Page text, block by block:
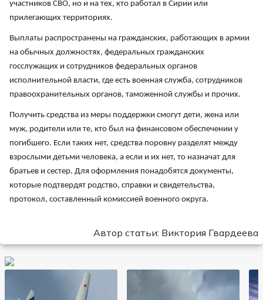
участников СВО, но и на тех, кто работал в Сирии или
прилегающих территориях.
Выплаты распространены на гражданских, работающих в армии
на обычных должностях, федеральных гражданских
госслужащих и сотрудников федеральных органов
исполнительной власти, где есть военная служба, сотрудников
правоохранительных органов, таможенной службы и прочих.
Получить средства из меры поддержки смогут дети, жена или
муж, родители или те, кто был на финансовом обеспечении у
погибшего. Если таких нет, средства поровну разделят между
взрослыми детьми человека, а если и их нет, то назначат для
братьев и сестер. Для оформления понадобятся документы,
которые подтвердят родство, справки и свидетельства,
протокол, составленный комиссией военного округа.
Автор статьи: Виктория Гвардеева